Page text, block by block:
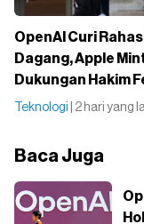
OpenAI Curi
Dagang, Apple
Dukungan Hakim
Teknologi | 2 hari yang
Baca Juga